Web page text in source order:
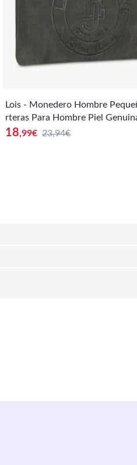
Lois - Monedero Hombre
rteras Para Hombre Piel
nedero Mujer - Billeteras Para
18,99€ 23,94€